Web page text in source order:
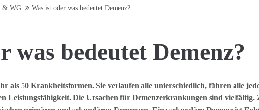
& WG Was ist oder was bedeutet Demenz?
was bedeutet Demenz?
als 50 Krankheitsformen. Sie verlaufen alle unterschiedlich, führen alle
Leistungsfähigkeit. Die Ursachen für Demenzerkrankungen sind vielfältig.